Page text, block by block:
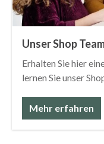
Unser Shop
Erhalten Sie hier
lernen Sie unser
Mehr erfahren